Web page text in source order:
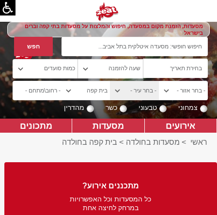
מסעדות, הזמנת מקום במסעדה, חיפוש והמלצות על מסעדות בתי קפה וברים
בישראל
צמחוני טבעוני כשר מהדרין
אירועים מסעדות מתכונים
ראשי > מסעדות בחולדה > בית קפה בחולדה
מתכננים אירוע?
כל המסעדות וכל האפשרויות
במרחק לחיצה אחת